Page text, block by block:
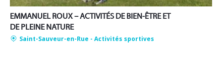
EMMANUEL ROUX – ACTIVITÉS DE BIEN-ÊTRE ET
DE PLEINE NATURE
Saint-Sauveur-en-Rue - Activités sportives